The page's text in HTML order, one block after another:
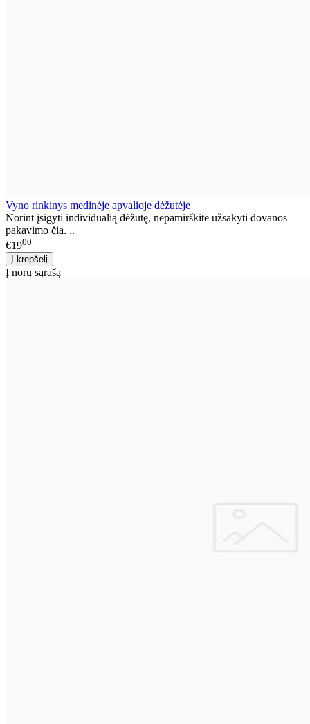
Vyno rinkinys medinėje apvalioje dėžutėje
Norint įsigyti individualią dėžutę, nepamirškite užsakyti dovanos
pakavimo čia. ..
€1900
Į norų sąrašą